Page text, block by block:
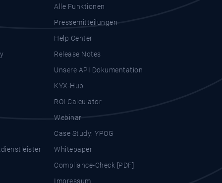
Alle Funktionen
Pressemitteilungen
Help Center
Release Notes
Unsere API Dokumentation
KYX-Hub
ROI Calculator
Webinar
Case Study: YPOG
Whitepaper
Compliance-Check [PDF]
Impressum